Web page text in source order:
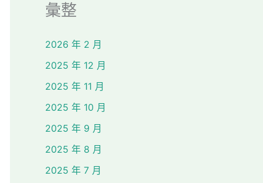
彙整
2026 年 2 月
2025 年 12 月
2025 年 11 月
2025 年 10 月
2025 年 9 月
2025 年 8 月
2025 年 7 月